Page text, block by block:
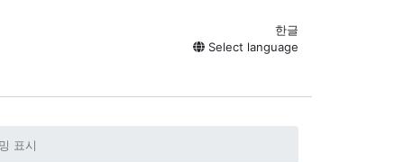
한글
Select language
표시